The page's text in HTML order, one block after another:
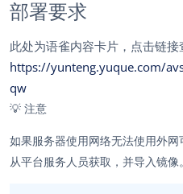
部署要求
此处为语雀内容卡片，点击链接
https://yunteng.yuque.com/
qw
💡 注意
如果服务器使用网络无法使用外
从平台服务人员获取，并导入镜像。